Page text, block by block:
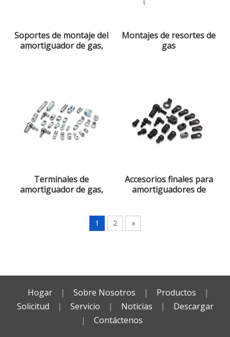
Soportes de montaje del
amortiguador de gas,
Montajes de resortes de
gas
Terminales de
amortiguador de gas,
Accesorios finales para
amortiguadores de
1 2 »
Hogar | Sobre Nosotros | Productos
|
Solicitud
| Servicio | Noticias |
Descargar
|
Contáctenos